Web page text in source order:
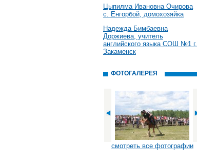
Цыпилма Ивановна Очирова
с. Енгорбой, домохозяйка
Надежда Бимбаевна
Доржиева, учитель
английского языка СОШ №1 г.
Закаменск
ФОТОГАЛЕРЕЯ
смотреть все фотографии